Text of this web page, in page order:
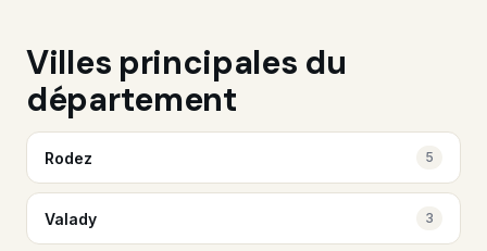
Villes principales du
département
Rodez 5
Valady 3